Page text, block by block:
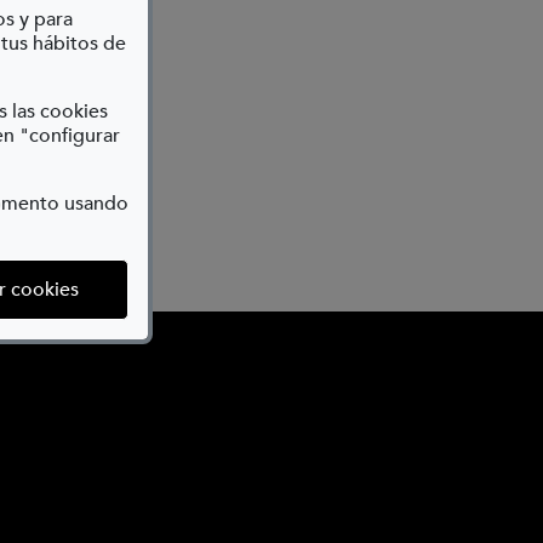
y para
hábitos de
las cookies
"configurar
usando
cookies(abre en ventana modal)